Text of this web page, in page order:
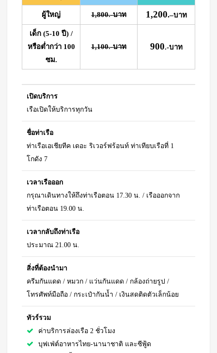
ผู้ใหญ่ 1,800.-บาท 1,200.–บาท
เด็ก (5-10 ปี) /
หรือต่ำกว่า 100
ซม.
1,100.-บาท 900.-บาท
เปิดบริการ
เรือเปิดให้บริการทุกวัน
ชื่อท่าเรือ
ท่าเรือเอเชียทีค เดอะ ริเวอร์ฟร้อนท์ ท่าเทียบเรือที่ 1
โกดัง 7
เวลาเรือออก
กรุณาเดินทางให้ถึงท่าเรือตอน 17.30 น. / เรือออกจาก
ท่าเรือตอน 19.00 น.
เวลากลับถึงท่าเรือ
ประมาณ 21.00 น.
สิ่งที่ต้องนำมา
ครีมกันแดด / หมวก / แว่นกันแดด / กล้องถ่ายรูป /
โทรศัพท์มือถือ / กระเป๋ากันน้ำ / เงินสดติดตัวเล็กน้อย
ทัวร์รวม
ค่าบริการล่องเรือ 2 ชั่วโมง
บุฟเฟ่ต์อาหารไทย-นานาชาติ และซีฟู้ด